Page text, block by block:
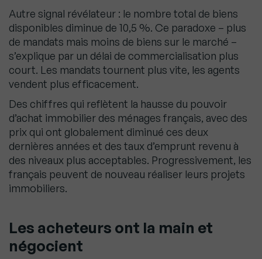
Autre signal révélateur : le nombre total de biens
disponibles diminue de 10,5 %. Ce paradoxe – plus
de mandats mais moins de biens sur le marché –
s’explique par un délai de commercialisation plus
court. Les mandats tournent plus vite, les agents
vendent plus efficacement.
Des chiffres qui reflètent la hausse du pouvoir
d’achat immobilier des ménages français, avec des
prix qui ont globalement diminué ces deux
dernières années et des taux d’emprunt revenu à
des niveaux plus acceptables. Progressivement, les
français peuvent de nouveau réaliser leurs projets
immobiliers.
Les acheteurs ont la main et
négocient